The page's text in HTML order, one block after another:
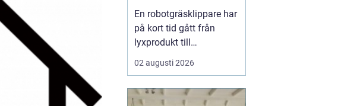
En robotgräsklippare har
på kort tid gått från
lyxprodukt till
vardagsverktyg i många
trädgårdar. Allt fler ser
klipper gräset själv, ofta
02 augusti 2026